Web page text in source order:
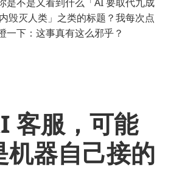
毁灭人类」之类的标题？我每次点
一下：这事真有这么邪乎？
客服，可能
机器自己接的